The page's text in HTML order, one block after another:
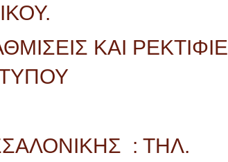
ΚΑΙ ΡΕΚΤΙΦΙΕ
: ΤΗΛ.